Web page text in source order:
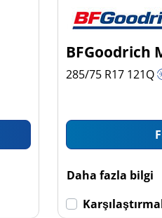
BFGoodrich
285/75 R17 121Q
Daha fazla bilgi